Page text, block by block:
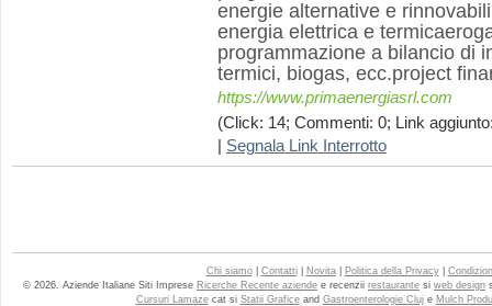
energie alternative e
energia elettrica e
programmazione a bilancio di
termici, biogas, ecc.project
https://www.primaenergiasrl.com
(Click: 14; Commenti: 0; Link
Segnala Link Interrotto
Chi siamo| Contatti| Novita| Politica della Privacy|
© 2026. Aziende Italiane Siti Imprese Ricerche Recente aziende e recenzii restaurante si web design
Cursuri Lamazecat si Statii Graficeand Gastroenterologie Cluje Mulch